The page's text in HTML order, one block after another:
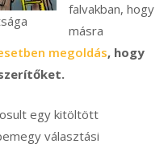
falvakban, hogy
másra
megoldás, hogy
egy kitöltött
választási